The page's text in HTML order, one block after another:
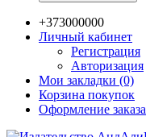
+373000000
Личный кабинет
Регистрация
Авторизация
Мои закладки (0)
Корзина покупок
Оформление заказа